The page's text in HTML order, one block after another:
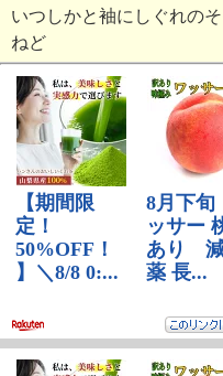
いつしかと袖にしぐれの
ねど